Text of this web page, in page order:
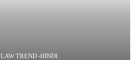
LAW TREND -HINDI